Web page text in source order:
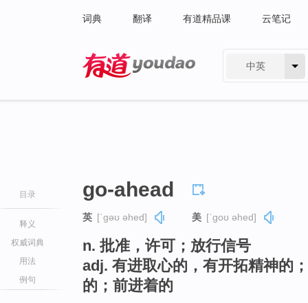
词典 翻译 有道精品课 云笔记
中英
目录
释义
权威词典
用法
例句
go-ahead
英 [ˈɡəʊ əhed] 美 [ˈɡoʊ əhed]
n. 批准，许可；放行信号
adj. 有进取心的，有开拓精神的
的；前进着的